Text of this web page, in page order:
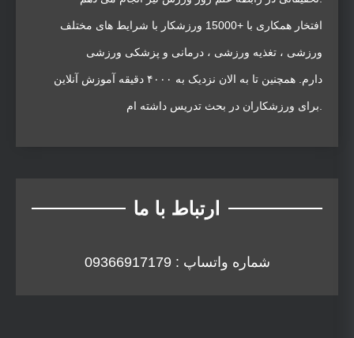
افتخار همکاری با +15000 ورزشکار با شرایط های مختلف
ورزشی ، تغذیه ورزشی ، درمانی و پزشکی ورزشی
دارم. همچنین تا به الان نزدیک به ۴۰۰۰ دقیقه آموزش آنلاین
ارتباط با ما
شماره واتساپ : 09366917179